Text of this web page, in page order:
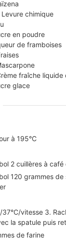
Levure chimique
en poudre
de framboises
fraîche liquide
glace
à 195°C
2 cuillères à
120 grammes
vitesse 3.
la spatule puis
de farine